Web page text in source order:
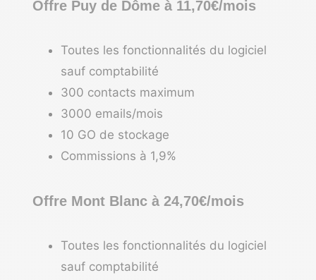
Offre Puy de Dôme à 11,70€/mois
Toutes les fonctionnalités du logiciel
sauf comptabilité
300 contacts maximum
3000 emails/mois
10 GO de stockage
Commissions à 1,9%
Offre Mont Blanc à 24,70€/mois
Toutes les fonctionnalités du logiciel
sauf comptabilité